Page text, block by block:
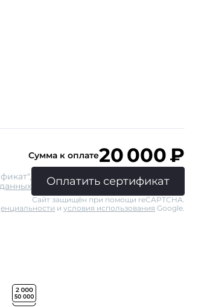
Сумма к оплате20 000₽
Оплатить сертификат
Сайт защищён при помощи reCAPTCHA.
и условия использования Google.